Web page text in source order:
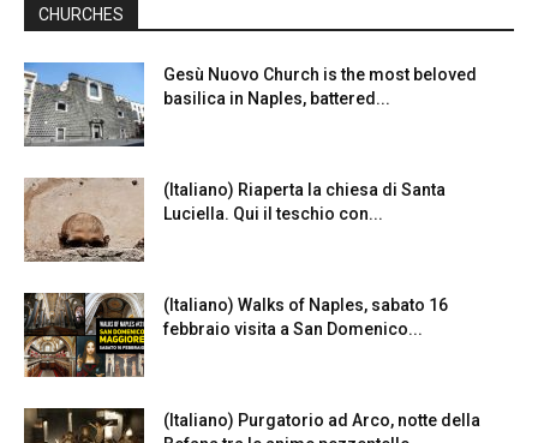
CHURCHES
Gesù Nuovo Church is the most beloved
basilica in Naples, battered...
(Italiano) Riaperta la chiesa di Santa
Luciella. Qui il teschio con...
(Italiano) Walks of Naples, sabato 16
febbraio visita a San Domenico...
(Italiano) Purgatorio ad Arco, notte della